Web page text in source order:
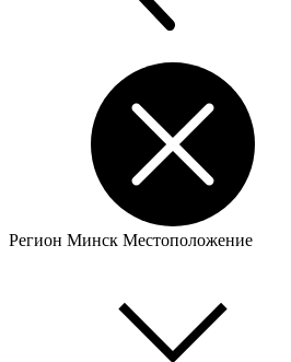
Регион Минск Местоположение